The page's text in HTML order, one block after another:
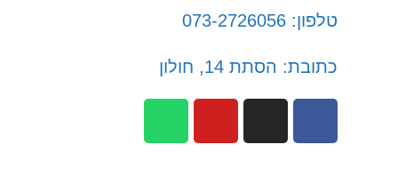
טלפון: 073-2726056
כתובת: הסתת 14, חולון